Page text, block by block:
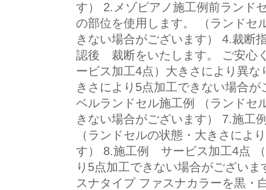
す） 2.メゾピアノ施工例前ランド
の部位を使用します。 （ランドセ
きない場合がございます） 4.裁断
認後 裁断をいたします。 ご安心
ービス加工4点）大きさにより異
きさにより5点加工できない場合
ベルランドセル施工例 （ランドセ
きない場合がございます） 7.施工
（ランドセルの状態・大きさによ
す） 8.施工例 サービス加工4点
り5点加工できない場合がござい
スナタイプ ファスナカラーを黒・